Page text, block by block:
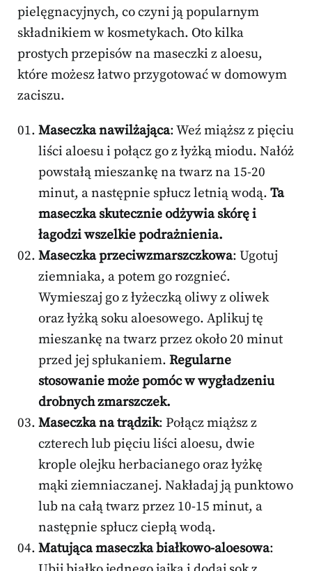
pielęgnacyjnych, co czyni ją popularnym
składnikiem w kosmetykach. Oto kilka
prostych przepisów na maseczki z aloesu,
które możesz łatwo przygotować w domowym
zaciszu.
Maseczka nawilżająca: Weź miąższ z pięciu
liści aloesu i połącz go z łyżką miodu. Nałóż
powstałą mieszankę na twarz na 15-20
minut, a następnie spłucz letnią wodą. Ta
maseczka skutecznie odżywia skórę i
łagodzi wszelkie podrażnienia.
Maseczka przeciwzmarszczkowa: Ugotuj
ziemniaka, a potem go rozgnieć.
Wymieszaj go z łyżeczką oliwy z oliwek
oraz łyżką soku aloesowego. Aplikuj tę
mieszankę na twarz przez około 20 minut
przed jej spłukaniem. Regularne
stosowanie może pomóc w wygładzeniu
drobnych zmarszczek.
Maseczka na trądzik: Połącz miąższ z
czterech lub pięciu liści aloesu, dwie
krople olejku herbacianego oraz łyżkę
mąki ziemniaczanej. Nakładaj ją punktowo
lub na całą twarz przez 10-15 minut, a
następnie spłucz ciepłą wodą.
Matująca maseczka białkowo-aloesowa: